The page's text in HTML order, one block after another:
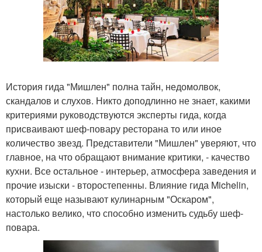
История гида "Мишлен" полна тайн, недомолвок,
скандалов и слухов. Никто доподлинно не знает, какими
критериями руководствуются эксперты гида, когда
присваивают шеф-повару ресторана то или иное
количество звезд. Представители "Мишлен" уверяют, что
главное, на что обращают внимание критики, - качество
кухни. Все остальное - интерьер, атмосфера заведения и
прочие изыски - второстепенны. Влияние гида Michelin,
который еще называют кулинарным "Оскаром",
настолько велико, что способно изменить судьбу шеф-
повара.